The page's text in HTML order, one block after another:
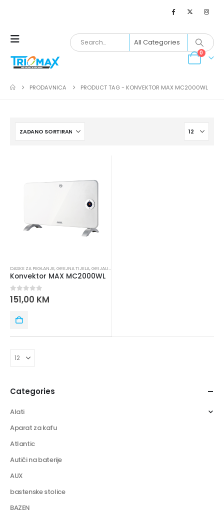
0
PRODAVNICA PRODUCT TAG - KONVEKTOR MAX MC2000WL
DASKE ZA PEGLANJE,GREJNA TIJELA,GRIJALICE I KONVEKTORI
Konvektor MAX MC2000WL
0out of 5
151,00 KM
Categories
Alati
Aparat za kafu
Atlantic
Autići na baterije
AUX
bastenske stolice
BAZEN